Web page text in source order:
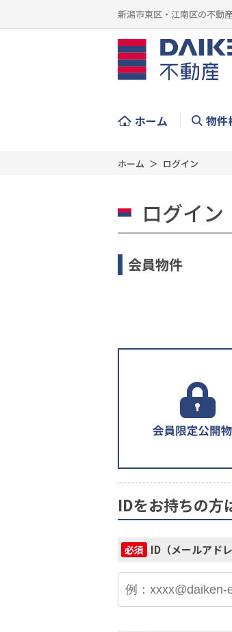
新潟市東区・江南区の不動
ホーム 物件
ホーム ログイン
ログイン
会員物件
IDをお持ちの方
必須 ID（メールアドレ